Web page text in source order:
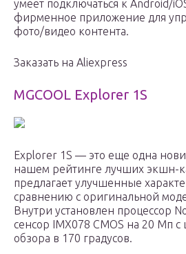
умеет подключаться к Android/
фирменное приложение для
фото/видео контента.
Заказать на Aliexpress
MGCOOL Explorer 1S
Explorer 1S — это еще одна
нашем рейтинге лучших экшн-
предлагает улучшенные
сравнению с оригинальной
Внутри установлен процессор
сенсор IMX078 CMOS на 20 Мп
обзора в 170 градусов.